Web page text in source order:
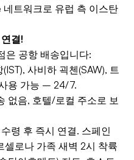
트워크로 유럽 측 이스탄
결!
은 공항 배송입니다:
사비하 괵첸(SAW), 트
용 가능 – 24/7.
없음, 호텔/로컬 주소로 보
령 후 즉시 연결. 스페인
셀로나 가족 새벽 2시 착륙